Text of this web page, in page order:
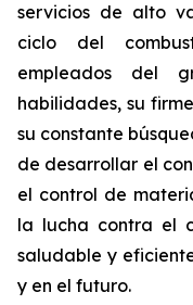
servicios de alto
ciclo del
empleados del
habilidades, su
su constante
de desarrollar el
el control de
la lucha contra el
saludable y
y en el futuro.